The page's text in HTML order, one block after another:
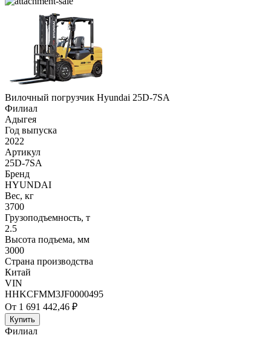
Вилочный погрузчик Hyundai 25D-7SA
Филиал
Адыгея
Год выпуска
2022
Артикул
25D-7SA
Бренд
HYUNDAI
Вес, кг
3700
Грузоподъемность, т
2.5
Высота подъема, мм
3000
Страна производства
Китай
VIN
HHKCFMM3JF0000495
От 1 691 442,46 ₽
Купить
Филиал